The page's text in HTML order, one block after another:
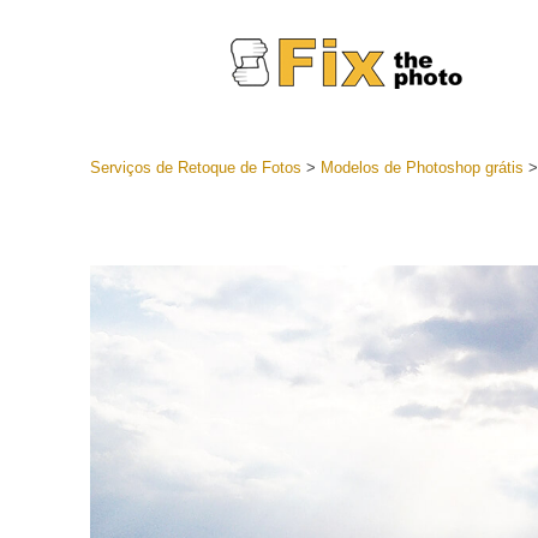
Serviços
oferta
Coleção
Serviços de Retoque de Fotos > Modelos de Photoshop grátis >